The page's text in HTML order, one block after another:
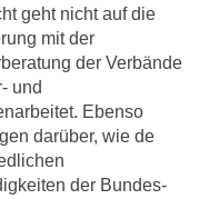
geht nicht auf die
mit der
der Verbände
und
Ebenso
darüber, wie de
der Bundes-